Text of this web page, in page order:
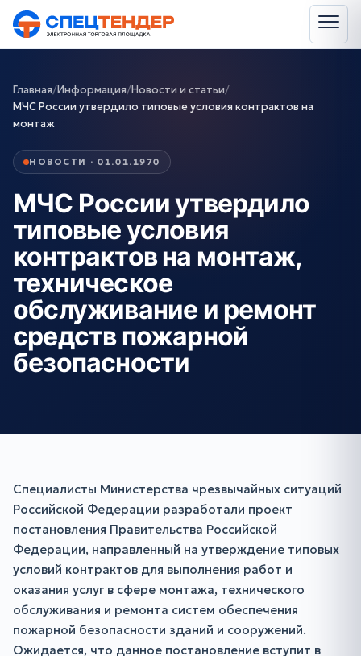
Главная/Информация/Новости и статьи/
МЧС России утвердило типовые условия контрактов на
монтаж
НОВОСТИ · 01.01.1970
МЧС России утвердило
типовые условия
контрактов на монтаж,
техническое
обслуживание и ремонт
средств пожарной
безопасности
Специалисты Министерства чрезвычайных ситуаций
Российской Федерации разработали проект
постановления Правительства Российской
Федерации, направленный на утверждение типовых
условий контрактов для выполнения работ и
оказания услуг в сфере монтажа, технического
обслуживания и ремонта систем обеспечения
пожарной безопасности зданий и сооружений.
Ожидается, что данное постановление вступит в